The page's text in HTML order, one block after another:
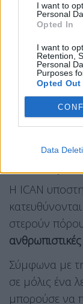
I want to
Personal
Opted In
I want to
Retention,
Personal
Purposes
Opted Out
Data
τους
σημαντικών
επιδείνωση
ολοένα πιο
δημιουργούν
περισσότερο
Η ICAN
στερούν
Σύμφωνα με
σε μόλις ένα
μπορούσε να